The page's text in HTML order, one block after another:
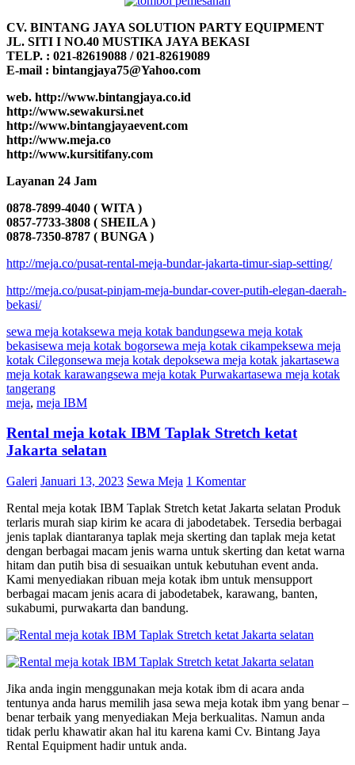
CV. BINTANG JAYA SOLUTION PARTY EQUIPMENT
JL. SITI I NO.40 MUSTIKA JAYA BEKASI
TELP. : 021-82619088 / 021-82619089
E-mail : bintangjaya75@Yahoo.com
web. http://www.bintangjaya.co.id
http://www.sewakursi.net
http://www.bintangjayaevent.com
http://www.meja.co
http://www.kursitifany.com
Layanan 24 Jam
0878-7899-4040 ( WITA )
0857-7733-3808 ( SHEILA )
0878-7350-8787 ( BUNGA )
http://meja.co/pusat-rental-meja-bundar-jakarta-timur-siap-setting/
http://meja.co/pusat-pinjam-meja-bundar-cover-putih-elegan-daerah-
bekasi/
sewa meja kotaksewa meja kotak bandungsewa meja kotak
bekasisewa meja kotak bogorsewa meja kotak cikampeksewa meja
kotak Cilegonsewa meja kotak depoksewa meja kotak jakartasewa
meja kotak karawangsewa meja kotak Purwakartasewa meja kotak
tangerang
meja, meja IBM
Rental meja kotak IBM Taplak Stretch ketat
Jakarta selatan
Galeri Januari 13, 2023 Sewa Meja 1 Komentar
Rental meja kotak IBM Taplak Stretch ketat Jakarta selatan Produk
terlaris murah siap kirim ke acara di jabodetabek. Tersedia berbagai
jenis taplak diantaranya taplak meja skerting dan taplak meja ketat
dengan berbagai macam jenis warna untuk skerting dan ketat warna
hitam dan putih bisa di sesuaikan untuk kebutuhan event anda.
Kami menyediakan ribuan meja kotak ibm untuk mensupport
berbagai macam jenis acara di jabodetabek, karawang, banten,
sukabumi, purwakarta dan bandung.
Jika anda ingin menggunakan meja kotak ibm di acara anda
tentunya anda harus memilih jasa sewa meja kotak ibm yang benar –
benar terbaik yang menyediakan Meja berkualitas. Namun anda
tidak perlu khawatir akan hal itu karena kami Cv. Bintang Jaya
Rental Equipment hadir untuk anda.